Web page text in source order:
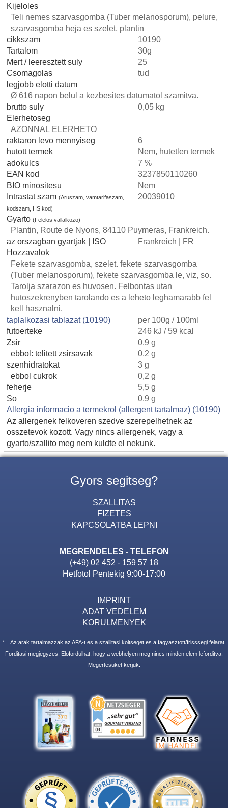
Kijeloles
Teli nemes szarvasgomba (Tuber melanosporum), pelure,
szarvasgomba heja es szelet, plantin
cikkszam
10190
Tartalom
30g
Mert / leeresztett suly
25
Csomagolas
tud
legjobb elotti datum
Ø 616 napon belul a kezbesites datumatol szamitva.
brutto suly
0,05 kg
Elerhetoseg
AZONNAL ELERHETO
raktaron levo mennyiseg
6
hutott termek
Nem, hutetlen termek
adokulcs
7 %
EAN kod
3237850110260
BIO minositesu
Nem
Intrastat szam (Aruszam, vamtarifaszam,
kodszam, HS kod)
20039010
Gyarto (Felelos vallalkozo)
Plantin, Route de Nyons, 84110 Puymeras, Frankreich.
az orszagban gyartjak | ISO
Frankreich | FR
Hozzavalok
Fekete szarvasgomba, szelet. fekete szarvasgomba
(Tuber melanosporum), fekete szarvasgomba le, viz, so.
Tarolja szarazon es huvosen. Felbontas utan
hutoszekrenyben tarolando es a leheto leghamarabb fel
kell hasznalni.
taplalkozasi tablazat (10190)
per 100g / 100ml
futoerteke
246 kJ / 59 kcal
Zsir
0,9 g
ebbol: telitett zsirsavak
0,2 g
szenhidratokat
3 g
ebbol cukrok
0,2 g
feherje
5,5 g
So
0,9 g
Allergia informacio a termekrol (allergent tartalmaz) (10190)
Az allergenek felkoveren szedve szerepelhetnek az
osszetevok kozott. Vagy nincs allergenek, vagy a
gyarto/szallito meg nem kuldte el nekunk.
Gyors segitseg?
SZALLITAS
FIZETES
KAPCSOLATBA LEPNI
MEGRENDELES - TELEFON
(+49) 02 452 - 159 57 18
Hetfotol Pentekig 9:00-17:00
IMPRINT
ADAT VEDELEM
KORULMENYEK
* = Az arak tartalmazzak az AFA-t es a szallitasi koltseget es a fagyasztott/frisssegi felarat.
Forditasi megjegyzes: Elofordulhat, hogy a webhelyen meg nincs minden elem leforditva.
Megertesuket kerjuk.